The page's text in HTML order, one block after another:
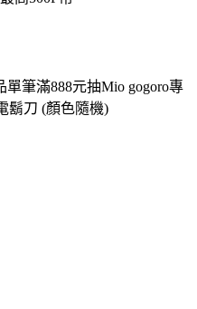
單筆滿888元抽Mio gogoro專
鬍刀 (顏色隨機)